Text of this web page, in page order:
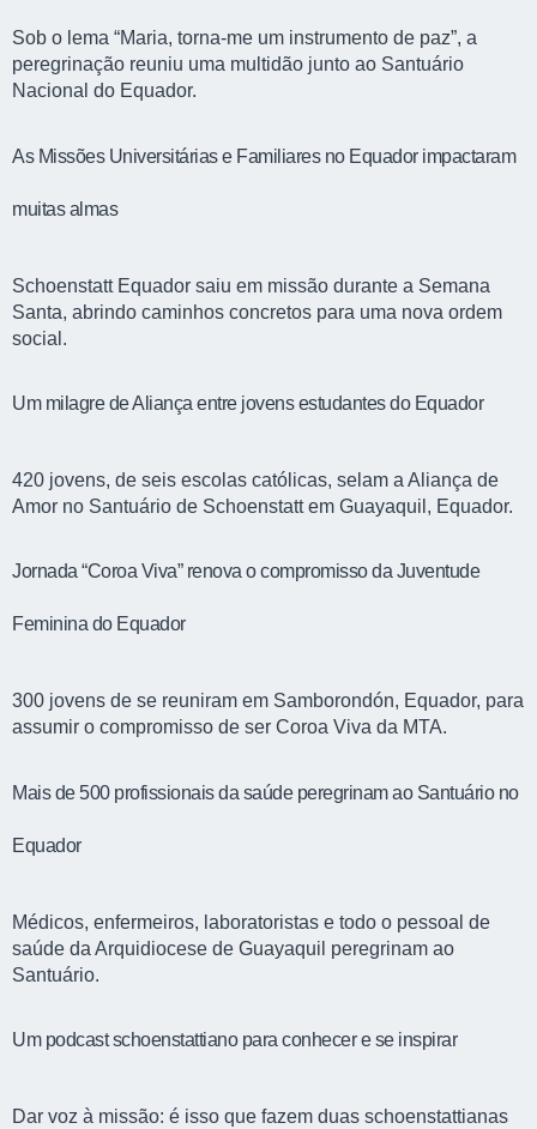
Sob o lema “Maria, torna-me um instrumento de paz”, a
peregrinação reuniu uma multidão junto ao Santuário
Nacional do Equador.
As Missões Universitárias e Familiares no Equador impactaram
muitas almas
Schoenstatt Equador saiu em missão durante a Semana
Santa, abrindo caminhos concretos para uma nova ordem
social.
Um milagre de Aliança entre jovens estudantes do Equador
420 jovens, de seis escolas católicas, selam a Aliança de
Amor no Santuário de Schoenstatt em Guayaquil, Equador.
Jornada “Coroa Viva” renova o compromisso da Juventude
Feminina do Equador
300 jovens de se reuniram em Samborondón, Equador, para
assumir o compromisso de ser Coroa Viva da MTA.
Mais de 500 profissionais da saúde peregrinam ao Santuário no
Equador
Médicos, enfermeiros, laboratoristas e todo o pessoal de
saúde da Arquidiocese de Guayaquil peregrinam ao
Santuário.
Um podcast schoenstattiano para conhecer e se inspirar
Dar voz à missão: é isso que fazem duas schoenstattianas